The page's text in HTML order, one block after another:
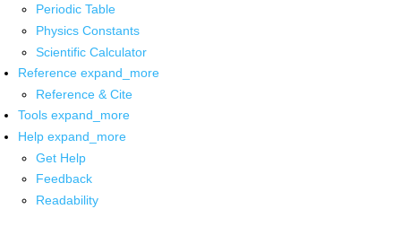
Periodic Table
Physics Constants
Scientific Calculator
Reference expand_more
Reference & Cite
Tools expand_more
Help expand_more
Get Help
Feedback
Readability